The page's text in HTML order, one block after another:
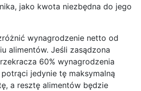
jako kwota niezbędna do jego
wynagrodzenie netto od
alimentów. Jeśli zasądzona
60% wynagrodzenia
jedynie tę maksymalną
a resztę alimentów będzie